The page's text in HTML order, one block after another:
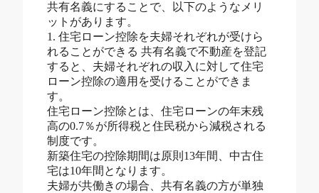
共有名義にすることで、以下のようなメリ
ットがあります。
1. 住宅ローン控除を夫婦それぞれが受けら
れることができる 共有名義で不動産を登記
すると、夫婦それぞれの収入に対して住宅
ローン控除の適用を受けることができま
す。
住宅ローン控除とは、住宅ローンの年末残
高の0.7％が所得税と住民税から減税される
制度です。
新築住宅の控除期間は原則13年間、中古住
宅は10年間となります。
夫婦が共働きの場合、共有名義の方が単独